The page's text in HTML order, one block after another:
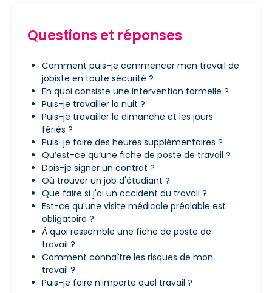
Questions et réponses
Comment puis-je commencer mon travail de
jobiste en toute sécurité ?
En quoi consiste une intervention formelle ?
Puis-je travailler la nuit ?
Puis-je travailler le dimanche et les jours
fériés ?
Puis-je faire des heures supplémentaires ?
Qu’est-ce qu’une fiche de poste de travail ?
Dois-je signer un contrat ?
Où trouver un job d'étudiant ?
Que faire si j'ai un accident du travail ?
Est-ce qu'une visite médicale préalable est
obligatoire ?
À quoi ressemble une fiche de poste de
travail ?
Comment connaître les risques de mon
travail ?
Puis-je faire n’importe quel travail ?
Sais-tu exactement ce qui
t’attend ?
La majorité des accidents se produisent dans
des situations mal maitrisées. N’hésite pas à
demander des informations détaillées :
Qu’est-ce qu’on te demande
précisément ? Une formation est-elle
prévue ?
Quels dangers peux-tu rencontrer ?
Comment te protéger ? Tu peux réclamer
les équipements nécessaires comme des
gants, des bouchons d’oreilles, des
lunettes de sécurité, etc. si on ne te les
fournit pas spontanément.